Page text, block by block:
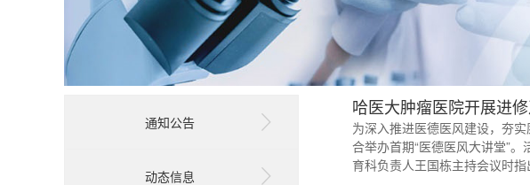
通知公告
动态信息
哈医大肿瘤医院开展进
为深入推进医德医风建设，夯
合举办首期“医德医风大讲堂”
育科负责人王国栋主持会议时